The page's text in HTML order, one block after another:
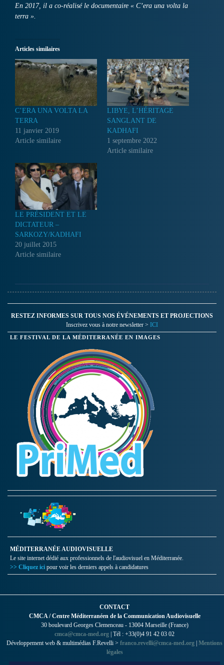
En 2017, il a co-réalisé le documentaire « C’era una volta la
terra ».
Articles similaires
C’ERA UNA VOLTA LA
TERRA
11 janvier 2019
Article similaire
LIBYE, L’HÉRITAGE
SANGLANT DE
KADHAFI
1 septembre 2022
Article similaire
LE PRÉSIDENT ET LE
DICTATEUR –
SARKOZY/KADHAFI
20 juillet 2015
Article similaire
RESTEZ INFORMES SUR TOUS NOS ÉVÉNEMENTS ET PROJECTIONS
Inscrivez vous à notre newsletter > ICI
LE FESTIVAL DE LA MÉDITERRANÉE EN IMAGES
MÉDITERRANÉE AUDIOVISUELLE
Le site internet dédié aux professionnels de l'audiovisuel en Méditerranée.
>> Cliquez ici pour voir les derniers appels à candidatures
CONTACT
CMCA / Centre Méditerranéen de la Communication Audiovisuelle
30 boulevard Georges Clemenceau - 13004 Marseille (France)
cmca@cmca-med.org | Tél : +33(0)4 91 42 03 02
Développement web & multimédias F.Revelli > franco.revelli@cmca-med.org | Mentions
légales